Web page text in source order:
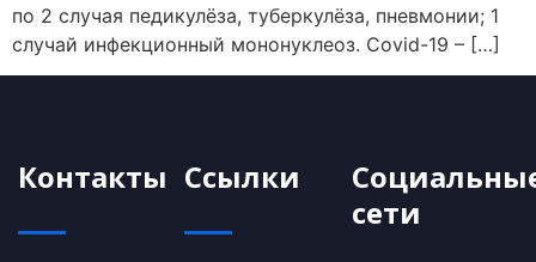
по 2 случая педикулёза, туберкулёза, пневмонии; 1
случай инфекционный мононуклеоз. Covid-19 – […]
Контакты Ссылки
сети